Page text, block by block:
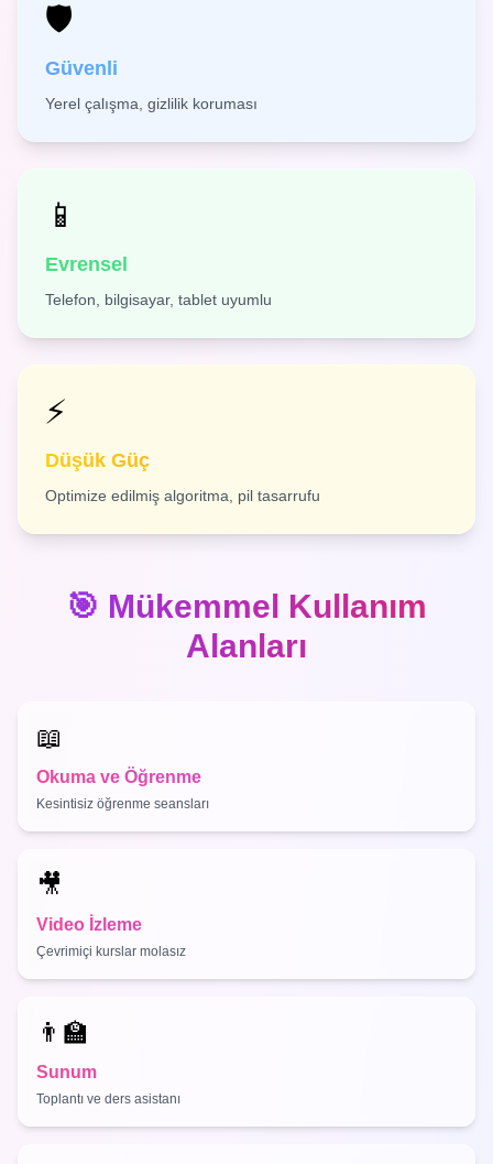
🛡️
Güvenli
Yerel çalışma, gizlilik koruması
📱
Evrensel
Telefon, bilgisayar, tablet uyumlu
⚡
Düşük Güç
Optimize edilmiş algoritma, pil tasarrufu
🎯 Mükemmel Kullanım
Alanları
📖
Okuma ve Öğrenme
Kesintisiz öğrenme seansları
🎥
Video İzleme
Çevrimiçi kurslar molasız
👨‍🏫
Sunum
Toplantı ve ders asistanı